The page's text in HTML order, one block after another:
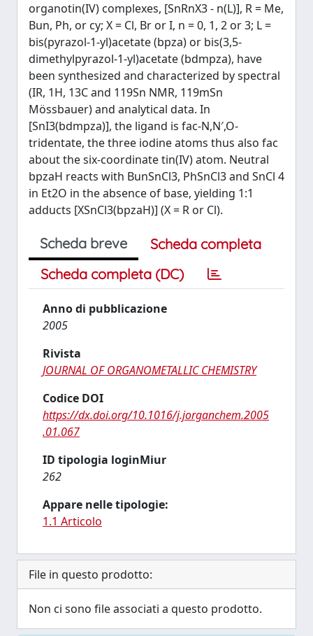
organotin(IV) complexes, [SnRnX3 - n(L)], R = Me,
Bun, Ph, or cy; X = Cl, Br or I, n = 0, 1, 2 or 3; L =
bis(pyrazol-1-yl)acetate (bpza) or bis(3,5-
dimethylpyrazol-1-yl)acetate (bdmpza), have
been synthesized and characterized by spectral
(IR, 1H, 13C and 119Sn NMR, 119mSn
Mössbauer) and analytical data. In
[SnI3(bdmpza)], the ligand is fac-N,N′,O-
tridentate, the three iodine atoms thus also fac
about the six-coordinate tin(IV) atom. Neutral
bpzaH reacts with BunSnCl3, PhSnCl3 and SnCl 4
in Et2O in the absence of base, yielding 1:1
adducts [XSnCl3(bpzaH)] (X = R or Cl).
Scheda breve
Scheda completa
Scheda completa (DC)
Anno di pubblicazione
2005
Rivista
JOURNAL OF ORGANOMETALLIC CHEMISTRY
Codice DOI
https://dx.doi.org/10.1016/j.jorganchem.2005
.01.067
ID tipologia loginMiur
262
Appare nelle tipologie:
1.1 Articolo
File in questo prodotto:
Non ci sono file associati a questo prodotto.